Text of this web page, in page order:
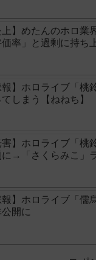
上】めたんのホロ
価率」と過剰に持ち
報】ホロライブ「
しまう【ねねち】
害】ホロライブ「
に→「さくらみこ」
報】ホロライブ「
開に